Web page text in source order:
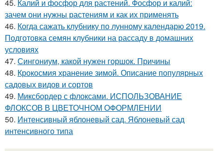
45. Калий и фосфор для растений. Фосфор и калий:
зачем они нужны растениям и как их применять
46. Когда сажать клубнику по лунному календарю 2019.
Подготовка семян клубники на рассаду в домашних
условиях
47. Сингониум, какой нужен горшок. Причины
48. Крокосмия хранение зимой. Описание популярных
садовых видов и сортов
49. Миксбордер с флоксами. ИСПОЛЬЗОВАНИЕ
ФЛОКСОВ В ЦВЕТОЧНОМ ОФОРМЛЕНИИ
50. Интенсивный яблоневый сад. Яблоневый сад
интенсивного типа